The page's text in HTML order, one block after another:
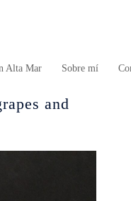
Alta Mar Sobre mí
and